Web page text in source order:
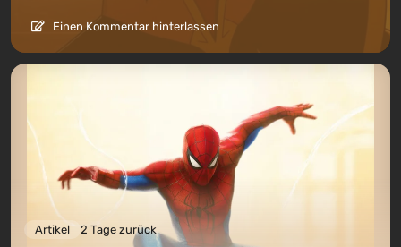
Einen Kommentar hinterlassen
Artikel 2 Tage zurück